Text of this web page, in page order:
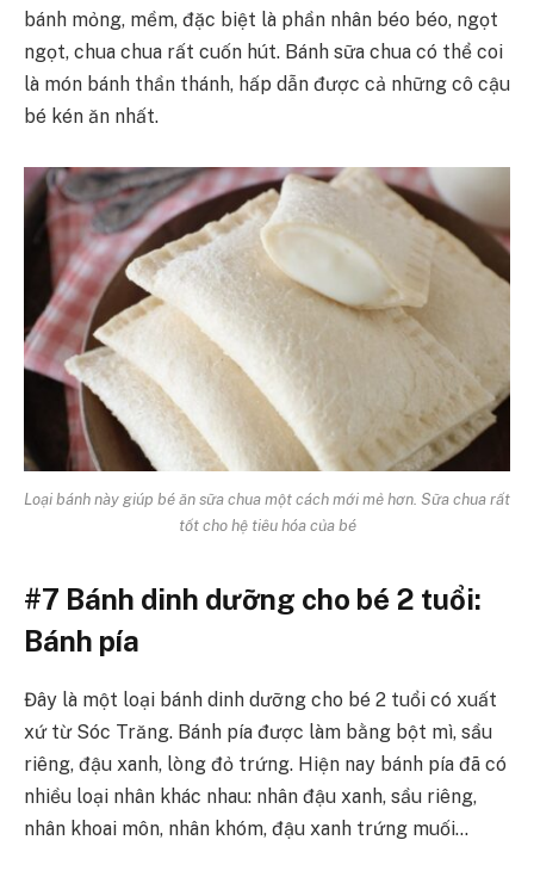
bánh mỏng, mềm, đặc biệt là phần nhân béo béo, ngọt
ngọt, chua chua rất cuốn hút. Bánh sữa chua có thể coi
là món bánh thần thánh, hấp dẫn được cả những cô cậu
bé kén ăn nhất.
Loại bánh này giúp bé ăn sữa chua một cách mới mẻ hơn. Sữa chua rất
tốt cho hệ tiêu hóa của bé
#7 Bánh dinh dưỡng cho bé 2 tuổi:
Bánh pía
Đây là một loại bánh dinh dưỡng cho bé 2 tuổi có xuất
xứ từ Sóc Trăng. Bánh pía được làm bằng bột mì, sầu
riêng, đậu xanh, lòng đỏ trứng. Hiện nay bánh pía đã có
nhiều loại nhân khác nhau: nhân đậu xanh, sầu riêng,
nhân khoai môn, nhân khóm, đậu xanh trứng muối…